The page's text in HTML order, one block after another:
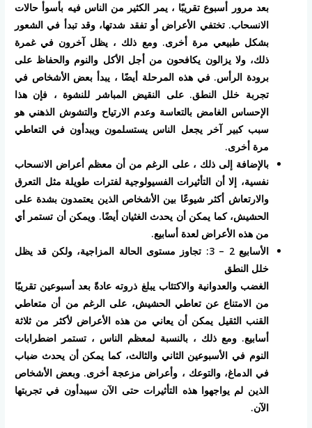
بعد مرور أسبوع تقريبًا ، يمر الكثير من الناس فيه بأسوأ حالات
الانسحاب. تختفي الأعراض أو تفقد شدتها، وقد تبدأ في الشعور
بشكل طبيعي مرة أخرى. ومع ذلك ، يظل آخرون في غمرة
ذلك، ولا يزالون يكافحون من أجل الأكل والنوم والحفاظ على
برودة الرأس. في هذه المرحلة أيضًا ، يبدأ بعض الأشخاص في
تجربة خلل النطق. على النقيض المباشر للنشوة ، فإن هذا
الإحساس الغامض بالتعاسة وعدم الارتياح والتشوش الذهني هو
سبب كبير آخر يجعل الناس يستسلمون ويبدأون في التعاطي
مرة أخرى.
بالإضافة إلى ذلك ، على الرغم من أن معظم أعراض الانسحاب
نفسية، إلا أن التأثيرات الفسيولوجية لفترات طويلة مثل التعرق
والارتعاش أكثر شيوعًا بين الأشخاص الذين يعتمدون بشدة على
الحشيش، كما يمكن أن يحدث الغثيان أيضًا. ويمكن أن تستمر أي
من هذه الأعراض لعدة أسابيع.
الأسابيع 2 – 3: تجاوز مستوى الحالة المزاجية، ولكن قد يظل
خلل النطق
الغضب والعدوانية والاكتئاب يبلغ ذروته عادةً بعد أسبوعين تقريبًا
من الامتناع عن تعاطي الحشيش، على الرغم من أن متعاطي
القنب الثقيل يمكن أن يعاني من هذه الأعراض لأكثر من ثلاثة
أسابيع. ومع ذلك ، بالنسبة لمعظم الناس ، تستمر اضطرابات
النوم في الأسبوعين الثاني والثالث، كما يمكن أن يحدث ضباب
في الدماغ، والتوعك ، وأعراض مزعجة أخرى. وبعض الأشخاص
الذين لم يواجهوا هذه التأثيرات حتى الآن سيبدأون في تجربتها
الآن.